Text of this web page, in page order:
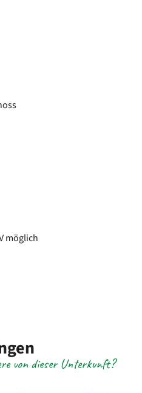
möglich
von dieser Unterkunft?